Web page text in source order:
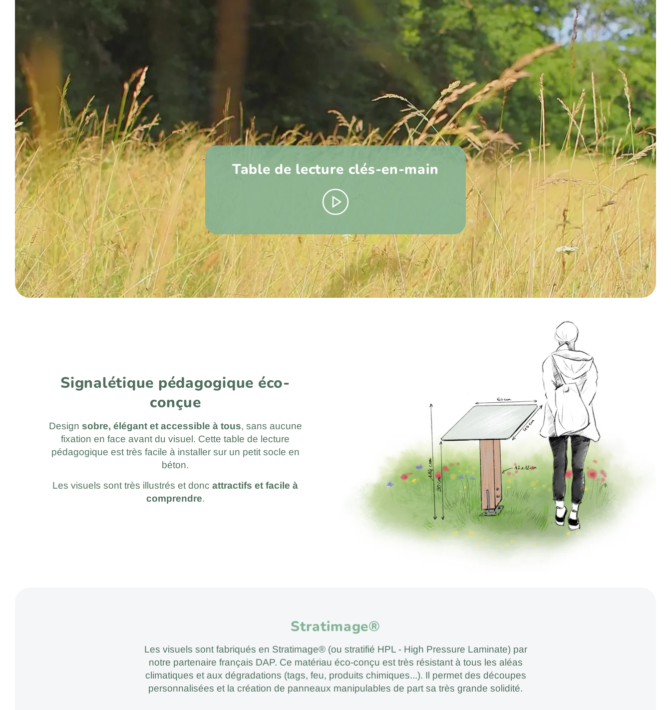
Table de lecture clés-en-main
Signalétique pédagogique éco-
conçue
Design sobre, élégant et accessible à tous, sans aucune
fixation en face avant du visuel. Cette table de lecture
pédagogique est très facile à installer sur un petit socle en
béton.
Les visuels sont très illustrés et donc attractifs et facile à
comprendre.
Stratimage®
Les visuels sont fabriqués en Stratimage® (ou stratifié HPL - High Pressure Laminate) par
notre partenaire français DAP. Ce matériau éco-conçu est très résistant à tous les aléas
climatiques et aux dégradations (tags, feu, produits chimiques...). Il permet des découpes
personnalisées et la création de panneaux manipulables de part sa très grande solidité.